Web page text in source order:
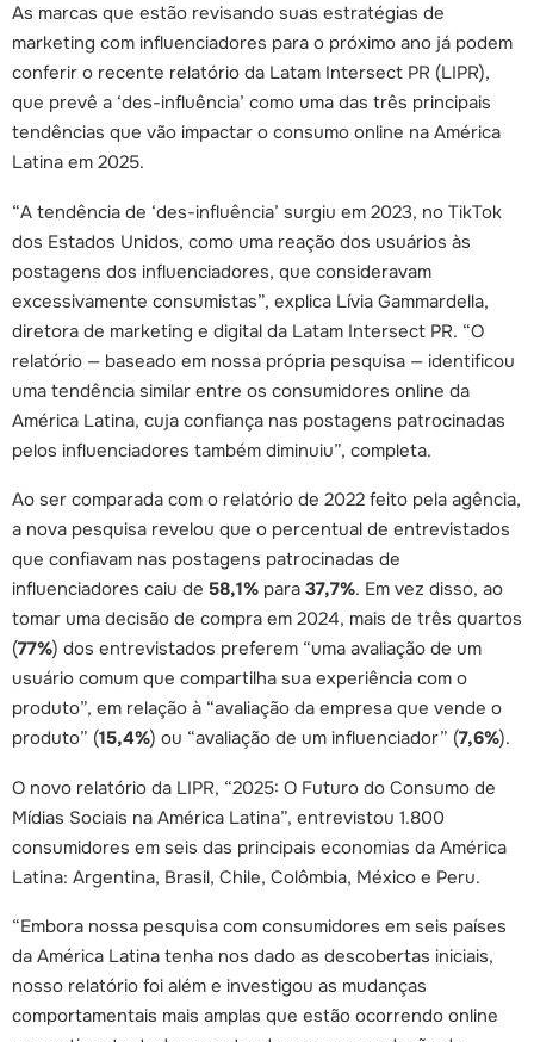
As marcas que estão revisando suas estratégias de
marketing com influenciadores para o próximo ano já podem
conferir o recente relatório da Latam Intersect PR (LIPR),
que prevê a ‘des-influência’ como uma das três principais
tendências que vão impactar o consumo online na América
Latina em 2025.
“A tendência de ‘des-influência’ surgiu em 2023, no TikTok
dos Estados Unidos, como uma reação dos usuários às
postagens dos influenciadores, que consideravam
excessivamente consumistas”, explica Lívia Gammardella,
diretora de marketing e digital da Latam Intersect PR. “O
relatório — baseado em nossa própria pesquisa — identificou
uma tendência similar entre os consumidores online da
América Latina, cuja confiança nas postagens patrocinadas
pelos influenciadores também diminuiu”, completa.
Ao ser comparada com o relatório de 2022 feito pela agência,
a nova pesquisa revelou que o percentual de entrevistados
que confiavam nas postagens patrocinadas de
influenciadores caiu de 58,1% para 37,7%. Em vez disso, ao
tomar uma decisão de compra em 2024, mais de três quartos
(77%) dos entrevistados preferem “uma avaliação de um
usuário comum que compartilha sua experiência com o
produto”, em relação à “avaliação da empresa que vende o
produto” (15,4%) ou “avaliação de um influenciador” (7,6%).
O novo relatório da LIPR, “2025: O Futuro do Consumo de
Mídias Sociais na América Latina”, entrevistou 1.800
consumidores em seis das principais economias da América
Latina: Argentina, Brasil, Chile, Colômbia, México e Peru.
“Embora nossa pesquisa com consumidores em seis países
da América Latina tenha nos dado as descobertas iniciais,
nosso relatório foi além e investigou as mudanças
comportamentais mais amplas que estão ocorrendo online